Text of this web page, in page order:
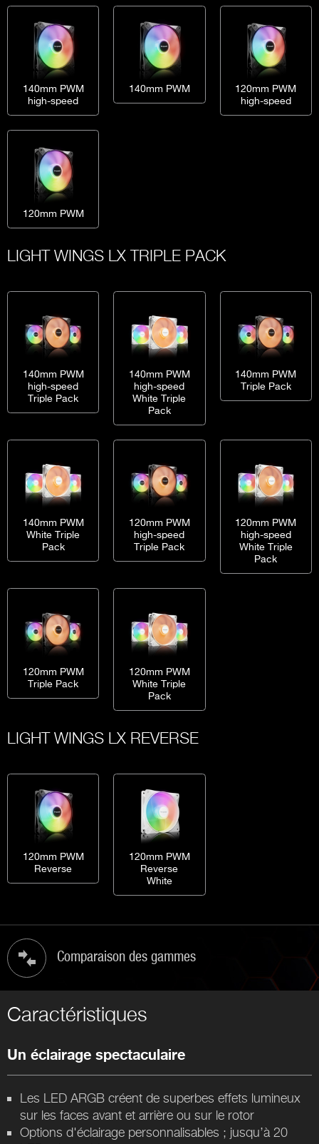
140mm PWM
high-speed
140mm PWM
120mm PWM
high-speed
120mm PWM
LIGHT WINGS LX TRIPLE PACK
140mm PWM
high-speed
Triple Pack
140mm PWM
high-speed
White Triple
Pack
140mm PWM
Triple Pack
140mm PWM
White Triple
Pack
120mm PWM
high-speed
Triple Pack
120mm PWM
high-speed
White Triple
Pack
120mm PWM
Triple Pack
120mm PWM
White Triple
Pack
LIGHT WINGS LX REVERSE
120mm PWM
Reverse
120mm PWM
Reverse
White
Comparaison des gammes
Caractéristiques
Un éclairage spectaculaire
Les LED ARGB créent de superbes effets lumineux
sur les faces avant et arrière ou sur le rotor
Options d'éclairage personnalisables ; jusqu’à 20